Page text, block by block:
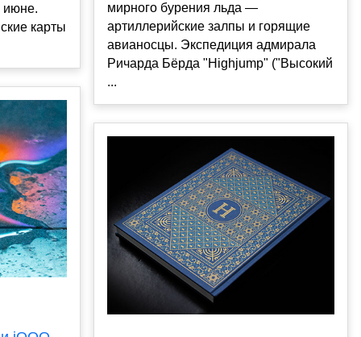
июне.
карты
мирного бурения льда —
артиллерийские залпы и горящие
авианосцы. Экспедиция адмирала
Ричарда Бёрда "Highjump" ("Высокий
...